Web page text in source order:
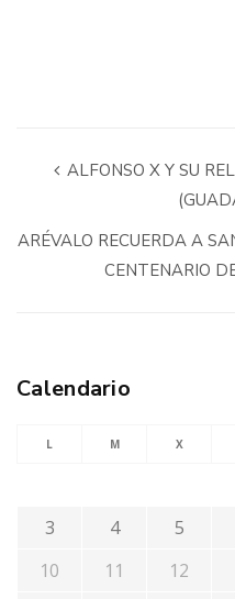
ALFONSO X Y SU
ARÉVALO RECUERDA A
CENTENARIO
Calendario
L M X
3
4 5
10
11 12